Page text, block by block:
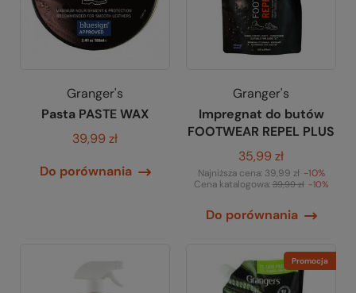
Granger's
Pasta PASTE WAX
39,99 zł
Do porównania
Granger's
Impregnat do butów
FOOTWEAR REPEL PLUS
35,99 zł
Najniższa cena: 39,99 zł -10%
Cena katalogowa:39,99 zł -10%
Do porównania
Promocja